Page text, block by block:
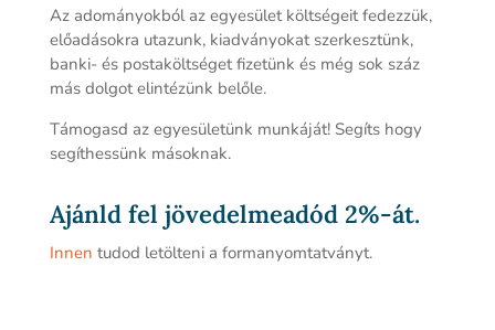
Az adományokból az egyesület költségeit fedezzük,
előadásokra utazunk, kiadványokat szerkesztünk,
banki- és postaköltséget fizetünk és még sok száz
más dolgot elintézünk belőle.
Támogasd az egyesületünk munkáját! Segíts hogy
segíthessünk másoknak.
Ajánld fel jövedelmeadód 2%-át.
Innen tudod letölteni a formanyomtatványt.